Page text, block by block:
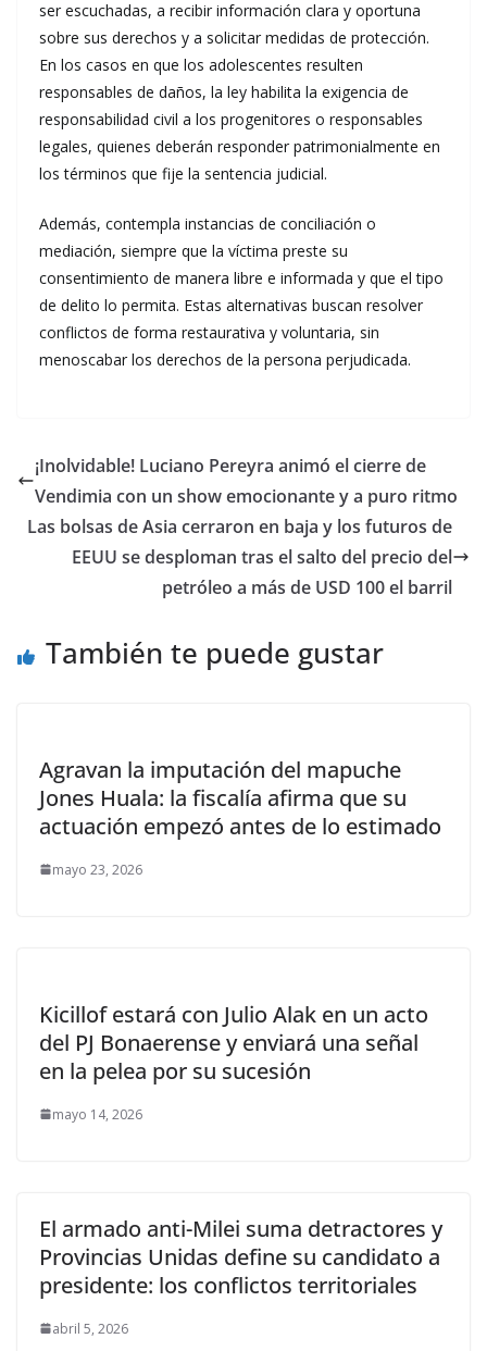
ser escuchadas, a recibir información clara y oportuna
sobre sus derechos y a solicitar medidas de protección.
En los casos en que los adolescentes resulten
responsables de daños, la ley habilita la exigencia de
responsabilidad civil a los progenitores o responsables
legales, quienes deberán responder patrimonialmente en
los términos que fije la sentencia judicial.
Además, contempla instancias de conciliación o
mediación, siempre que la víctima preste su
consentimiento de manera libre e informada y que el tipo
de delito lo permita. Estas alternativas buscan resolver
conflictos de forma restaurativa y voluntaria, sin
menoscabar los derechos de la persona perjudicada.
¡Inolvidable! Luciano Pereyra animó el cierre de
Vendimia con un show emocionante y a puro ritmo
Las bolsas de Asia cerraron en baja y los futuros de
EEUU se desploman tras el salto del precio del
petróleo a más de USD 100 el barril
También te puede gustar
Agravan la imputación del mapuche
Jones Huala: la fiscalía afirma que su
actuación empezó antes de lo estimado
mayo 23, 2026
Kicillof estará con Julio Alak en un acto
del PJ Bonaerense y enviará una señal
en la pelea por su sucesión
mayo 14, 2026
El armado anti-Milei suma detractores y
Provincias Unidas define su candidato a
presidente: los conflictos territoriales
abril 5, 2026